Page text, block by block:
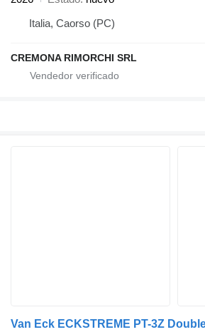
Italia, Caorso (PC)
CREMONA RIMORCHI SRL